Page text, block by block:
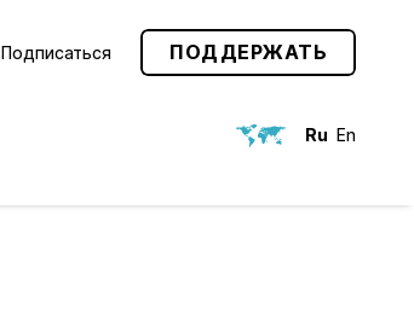
Подписаться ПОДДЕРЖАТЬ
Ru En